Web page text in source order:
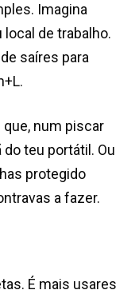
Imagina
de trabalho.
saíres para
num piscar
teu portátil. Ou
protegido
a fazer.
É mais usares